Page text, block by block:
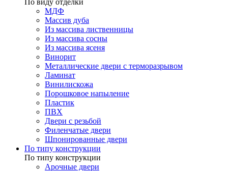
По виду отделки
МДФ
Массив дуба
Из массива лиственницы
Из массива сосны
Из массива ясеня
Винорит
Металлические двери с терморазрывом
Ламинат
Винилискожа
Порошковое напыление
Пластик
ПВХ
Двери с резьбой
Филенчатые двери
Шпонированные двери
По типу конструкции
По типу конструкции
Арочные двери